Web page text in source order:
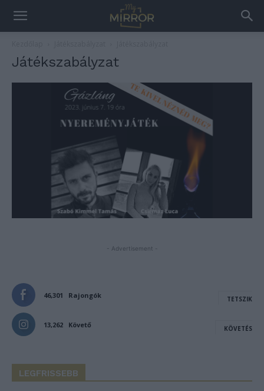
Játékszabályzat
- Advertisement -
46,301 Rajongók TETSZIK
13,262 Követő KÖVETÉS
LEGFRISSEBB